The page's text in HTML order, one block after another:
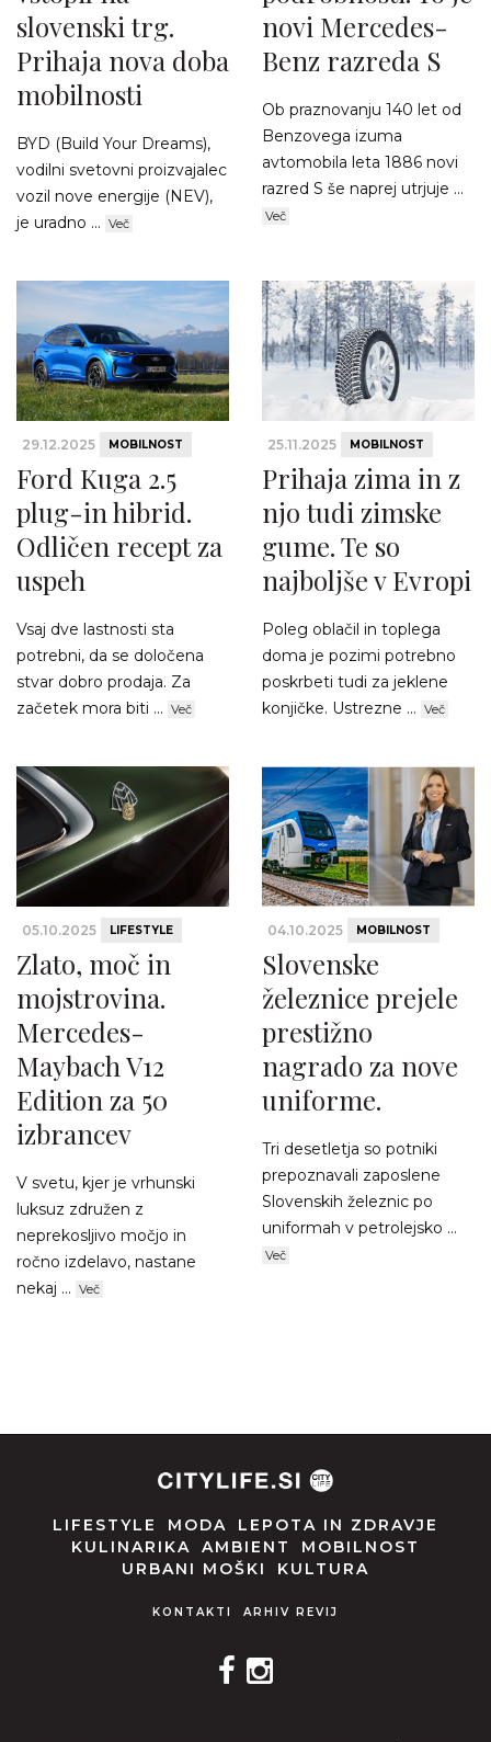
slovenski trg.
Prihaja nova doba
mobilnosti
BYD (Build Your Dreams),
vodilni svetovni proizvajalec
vozil nove energije (NEV),
je uradno ... Več
novi Mercedes-
Benz razreda S
Ob praznovanju 140 let od
Benzovega izuma
avtomobila leta 1886 novi
razred S še naprej utrjuje ...
Več
29.12.2025 MOBILNOST
Ford Kuga 2.5
plug-in hibrid.
Odličen recept za
uspeh
Vsaj dve lastnosti sta
potrebni, da se določena
stvar dobro prodaja. Za
začetek mora biti ... Več
25.11.2025 MOBILNOST
Prihaja zima in z
njo tudi zimske
gume. Te so
najboljše v Evropi
Poleg oblačil in toplega
doma je pozimi potrebno
poskrbeti tudi za jeklene
konjičke. Ustrezne ... Več
05.10.2025 LIFESTYLE
Zlato, moč in
mojstrovina.
Mercedes-
Maybach V12
Edition za 50
izbrancev
V svetu, kjer je vrhunski
luksuz združen z
neprekosljivo močjo in
ročno izdelavo, nastane
nekaj ... Več
04.10.2025 MOBILNOST
Slovenske
železnice prejele
prestižno
nagrado za nove
uniforme.
Tri desetletja so potniki
prepoznavali zaposlene
Slovenskih železnic po
uniformah v petrolejsko ...
Več
LIFESTYLE MODA
LEPOTA IN ZDRAVJE
KULINARIKA
AMBIENT
MOBILNOST
URBANI MOŠKI
KULTURA
KONTAKTI ARHIV REVIJ